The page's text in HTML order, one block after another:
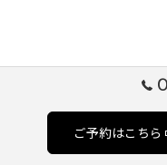
ご予約はこちら